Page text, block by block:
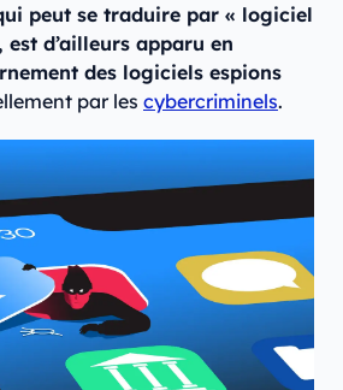
peut se traduire par « logiciel
d’ailleurs apparu en
des logiciels espions
par les cybercriminels.